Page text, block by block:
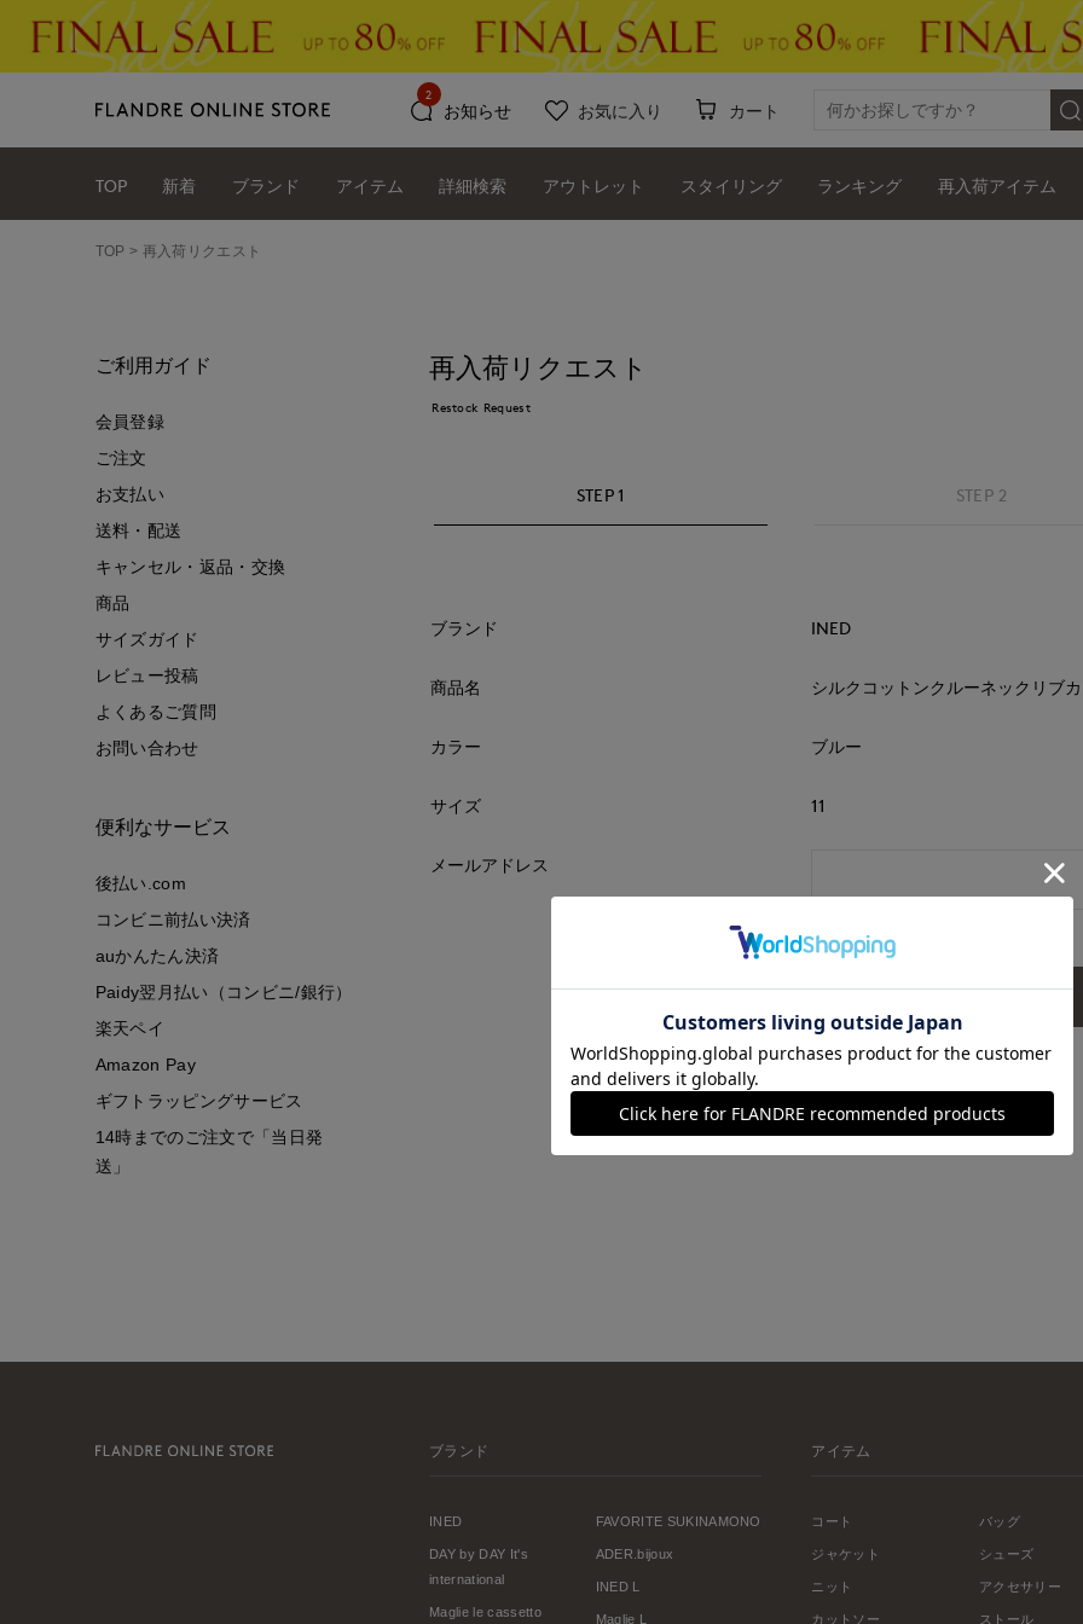
お知らせ
2
お気に入り カート
TOP 新着 ブランド アイテム 詳細検索 アウトレット スタイリング ランキング 再入荷アイテム
TOP 再入荷リクエスト
再入荷リクエスト
Restock Request
STEP 1 STEP 2
ブランド INED
商品名 シルクコットンクルーネックリブ
カラー ブルー
サイズ 11
メールアドレス
送信内容確認
ご利用ガイド
会員登録
ご注文
お支払い
送料・配送
キャンセル・返品・交換
商品
サイズガイド
レビュー投稿
よくあるご質問
お問い合わせ
便利なサービス
後払い.com
コンビニ前払い決済
auかんたん決済
Paidy翌月払い（コンビニ/銀行）
楽天ペイ
Amazon Pay
ギフトラッピングサービス
14時までのご注文で「当日発
送」
ブランド
INED
DAY by DAY It's
international
Maglie le cassetto
FAVORITE SUKINAMONO
ADER.bijoux
INED L
Maglie L
アイテム
コート
ジャケット
ニット
カットソー
バッグ
シューズ
アクセサリー
ストール